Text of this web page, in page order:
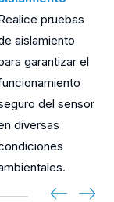
pruebas
aislamiento
garantizar el
del sensor
diversas